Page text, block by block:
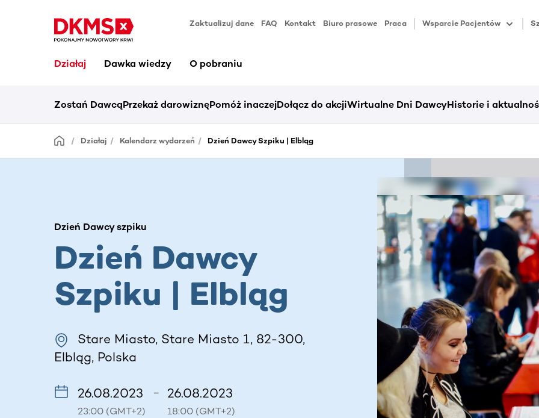
Zaktualizuj dane FAQ Kontakt Biuro prasowe Praca Wsparcie Pacjentów
Działaj Dawka wiedzy O pobraniu
Zostań DawcąPrzekaż darowiznęPomóż inaczejDołącz do akcjiWirtualne Dni DawcyHistorie i
Działaj Kalendarz wydarzeń Dzień Dawcy Szpiku | Elbląg
Dzień Dawcy szpiku
Dzień Dawcy
Szpiku | Elbląg
Stare Miasto, Stare Miasto 1, 82-300,
Elbląg, Polska
26.08.2023
23:00 (GMT+2)
– 26.08.2023
18:00 (GMT+2)